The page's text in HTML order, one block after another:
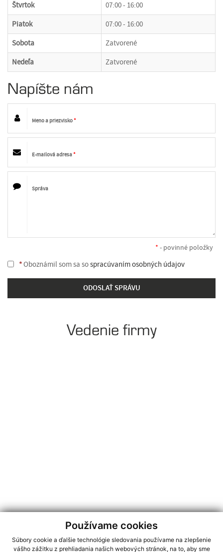
Používame cookies
Súbory cookie a ďalšie technológie sledovania používame na zlepšenie
vášho zážitku z prehliadania našich webových stránok, na to, aby sme
Štvrtok
07:00 - 16:00
Piatok
07:00 - 16:00
Sobota
Zatvorené
Nedeľa
Zatvorené
Napíšte nám
Meno a priezvisko*
E-mailová adresa*
Správa
* - povinné položky
*Oboznámil som sa sospracúvaním osobných údajov
ODOSLAŤ SPRÁVU
Vedenie firmy